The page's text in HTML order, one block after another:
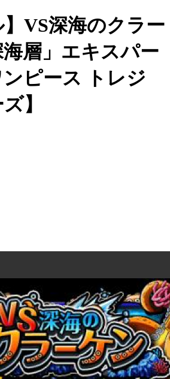
】VS深海のクラー
層」エキスパー
ンピース トレジ
】